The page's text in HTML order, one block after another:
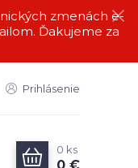
zmenách e-
Ďakujeme za
Prihlásenie
0 ks
0 €